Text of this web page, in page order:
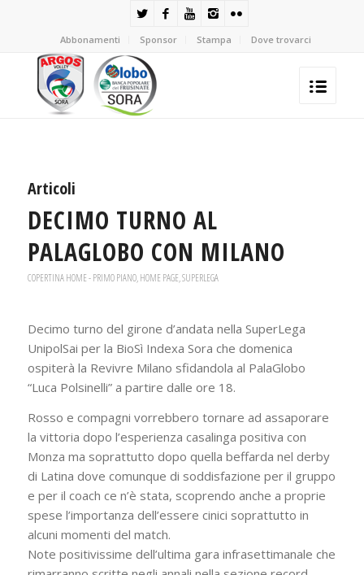
Abbonamenti Sponsor Stampa Dove trovarci
Articoli
DECIMO TURNO AL
PALAGLOBO CON MILANO
COPERTINA HOME - PRIMO PIANO,HOME PAGE,SUPERLEGA
Decimo turno del girone d’andata nella SuperLega
UnipolSai per la BioSì Indexa Sora che domenica
ospiterà la Revivre Milano sfidandola al PalaGlobo
“Luca Polsinelli” a partire dalle ore 18.
Rosso e compagni vorrebbero tornare ad assaporare
la vittoria dopo l’esperienza casalinga positiva con
Monza ma soprattutto dopo quella beffarda nel derby
di Latina dove comunque di soddisfazione per il gruppo
e per il coach ce n’è stata, scoprendo anche a proprie
spese l’importanza dell’essere cinici soprattutto in
alcuni momenti del match.
Note positivissime dell’ultima gara infrasettimanale che